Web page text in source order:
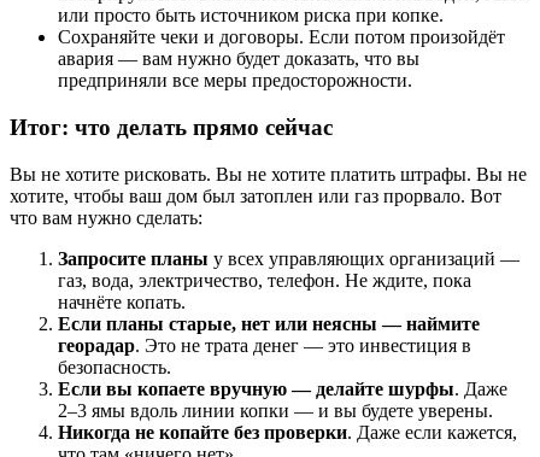
или просто быть источником риска при копке.
Сохраняйте чеки и договоры. Если потом произойдёт
авария — вам нужно будет доказать, что вы
предприняли все меры предосторожности.
Итог: что делать прямо сейчас
Вы не хотите рисковать. Вы не хотите платить штрафы. Вы не
хотите, чтобы ваш дом был затоплен или газ прорвало. Вот
что вам нужно сделать:
Запросите планы у всех управляющих организаций —
газ, вода, электричество, телефон. Не ждите, пока
начнёте копать.
Если планы старые, нет или неясны — наймите
георадар. Это не трата денег — это инвестиция в
безопасность.
Если вы копаете вручную — делайте шурфы. Даже
2–3 ямы вдоль линии копки — и вы будете уверены.
Никогда не копайте без проверки. Даже если кажется,